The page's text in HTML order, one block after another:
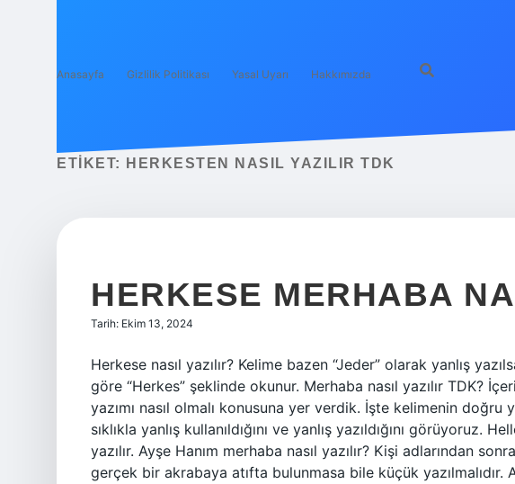
Anasayfa Gizlilik Politikası Yasal Uyarı Hakkımızda
ETIKET: HERKESTEN NASIL YAZILIR TDK
HERKESE MERHABA
Tarih: Ekim 13, 2024
Herkese nasıl yazılır? Kelime bazen “Jeder” olarak yanlış
göre “Herkes” şeklinde okunur. Merhaba nasıl yazılır TDK?
yazımı nasıl olmalı konusuna yer verdik. İşte kelimenin doğru
sıklıkla yanlış kullanıldığını ve yanlış yazıldığını görüyoruz.
yazılır. Ayşe Hanım merhaba nasıl yazılır? Kişi adlarından
gerçek bir akrabaya atıfta bulunmasa bile küçük yazılmalıdır.